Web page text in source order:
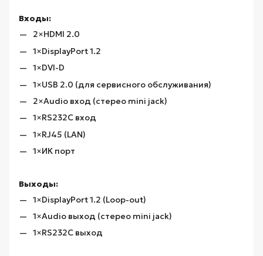
Входы:
2×HDMI 2.0
1×DisplayPort 1.2
1×DVI-D
1×USB 2.0 (для сервисного обслуживания)
2×Audio вход (стерео mini jack)
1×RS232C вход
1×RJ45 (LAN)
1×ИК порт
Выходы:
1×DisplayPort 1.2 (Loop-out)
1×Audio выход (стерео mini jack)
1×RS232C выход